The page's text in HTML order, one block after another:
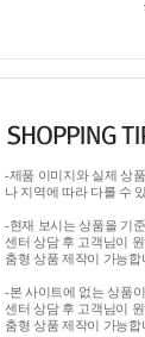
-제품 이미지와 실제 상
나 지역에 따라 다를 수
-현재 보시는 상품을 기
센터 상담 후 고객님이
춤형 상품 제작이 가능합
-본 사이트에 없는 상품
센터 상담 후 고객님이
춤형 상품 제작이 가능합